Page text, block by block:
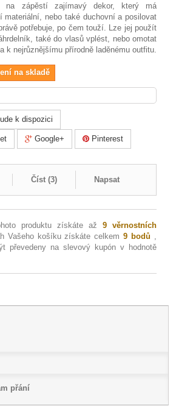
na zápěstí zajímavý dekor, který má
materiální, nebo také duchovní a posilovat
potřebuje, po čem touží. Lze jej použít
také do vlasů vplést, nebo omotat
k nejrůznějšímu přírodně laděnému outfitu.
na skladě
k dispozici
Google+ Pinterest
Číst (3) Napsat
produktu získáte až 9 věrnostních
Vašeho košíku získáte celkem9 bodů ,
převedeny na slevový kupón v hodnotě
přání